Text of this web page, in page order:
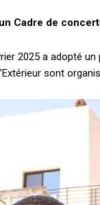
Cadre de
2025 a adopté
sont